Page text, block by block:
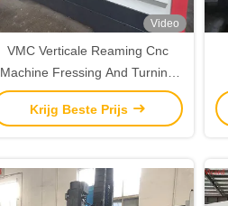
Video
VMC Verticale Reaming Cnc
Machine Fressing And Turning
Drilling Tapping
Krijg Beste Prijs